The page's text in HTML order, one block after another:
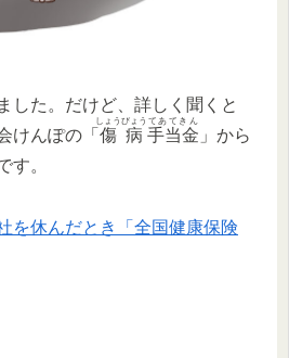
した。だけど、詳しく聞くと
けんぽの「 傷病
しょうびょう
手当金
てあてきん
」から
す。
を休んだとき「全国健康保険